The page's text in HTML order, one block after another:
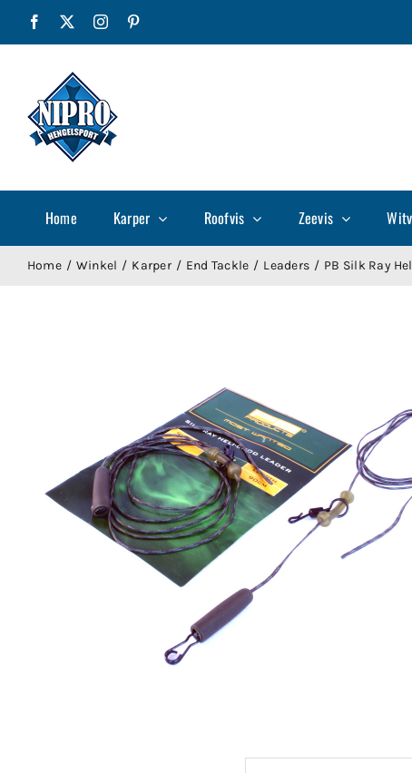
Facebook Instagram
Home Karper Roofvis Zeevis
Home Winkel Karper End Tackle Leaders PB Silk Ray